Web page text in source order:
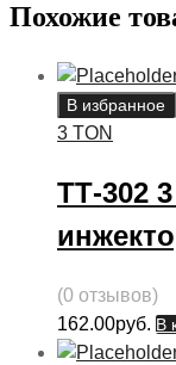
Похожие
В избранное
3 TON
ТТ-302
(0 отзывов)
162.00руб. В